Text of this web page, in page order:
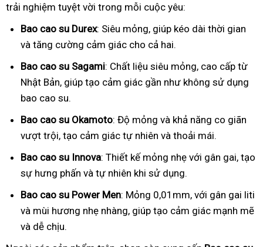
trải nghiệm tuyệt vời trong mỗi cuộc yêu:
Bao cao su Durex: Siêu mỏng, giúp kéo dài thời gian
và tăng cường cảm giác cho cả hai.
Bao cao su Sagami: Chất liệu siêu mỏng, cao cấp từ
Nhật Bản, giúp tạo cảm giác gần như không sử dụng
bao cao su.
Bao cao su Okamoto: Độ mỏng và khả năng co giãn
vượt trội, tạo cảm giác tự nhiên và thoải mái.
Bao cao su Innova: Thiết kế mỏng nhẹ với gân gai, tạo
sự hưng phấn và tự nhiên khi sử dụng.
Bao cao su Power Men: Mỏng 0,01mm, với gân gai liti
và mùi hương nhẹ nhàng, giúp tạo cảm giác mạnh mẽ
và dễ chịu.